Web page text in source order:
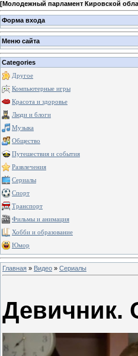
[Молодежный парламент Кировской
Форма входа
Меню сайта
Categories
Другое
Компьютерные игры
Красота и здоровье
Люди и блоги
Музыка
Общество
Путешествия и события
Развлечения
Сериалы
Спорт
Транспорт
Фильмы и анимация
Хобби и образование
Юмор
Главная » Видео » Сериалы
Девичник.